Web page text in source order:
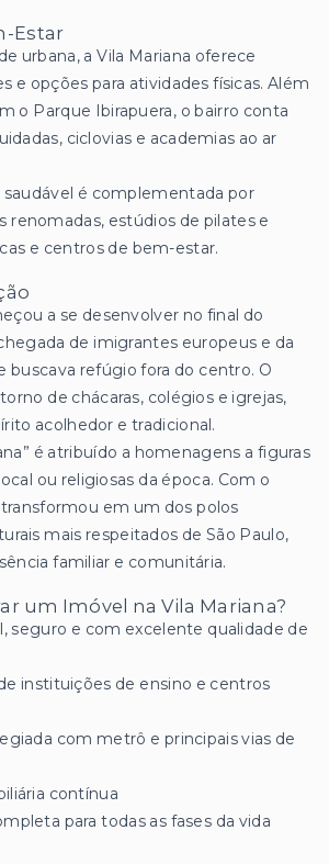
Estar
urbana, a Vila Mariana oferece
e opções para atividades físicas. Além
o Parque Ibirapuera, o bairro conta
ciclovias e academias ao ar
saudável é complementada por
renomadas, estúdios de pilates e
e centros de bem-estar.
a se desenvolver no final do
de imigrantes europeus e da
buscava refúgio fora do centro. O
de chácaras, colégios e igrejas,
acolhedor e tradicional.
é atribuído a homenagens a figuras
ou religiosas da época. Com o
em um dos polos
mais respeitados de São Paulo,
familiar e comunitária.
um Imóvel na Vila Mariana?
seguro e com excelente qualidade de
instituições de ensino e centros
com metrô e principais vias de
contínua
para todas as fases da vida